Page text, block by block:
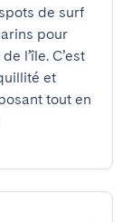
de surf
pour
l’île. C’est
et
tout en